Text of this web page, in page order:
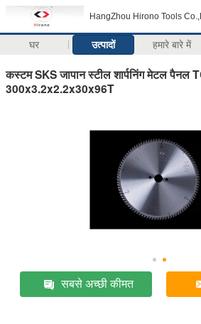
HangZhou Hirono Tools
घर उत्पादों हमारे बारे में
कस्टम SKS जापान स्टील शार्पनिंग मेटल पैनल
300x3.2x2.2x30x96T
सबसे अच्छी कीमत